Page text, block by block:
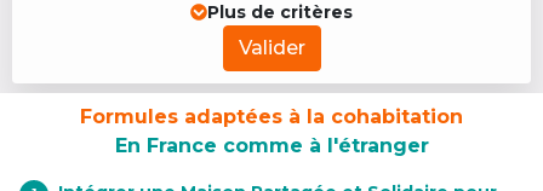
Plus de critères
Valider
Formules adaptées à la cohabitation
En France comme à l'étranger